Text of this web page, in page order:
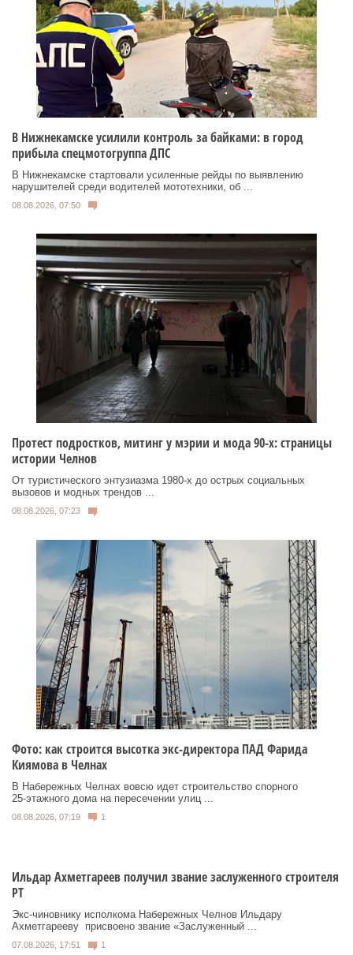
В Нижнекамске усилили контроль за байками: в город
прибыла спецмотогруппа ДПС
В Нижнекамске стартовали усиленные рейды по выявлению
нарушителей среди водителей мототехники, об ...
08.08.2026, 07:50
Протест подростков, митинг у мэрии и мода 90-х: страницы
истории Челнов
От туристического энтузиазма 1980‑х до острых социальных
вызовов и модных трендов ...
08.08.2026, 07:23
Фото: как строится высотка экс-директора ПАД Фарида
Киямова в Челнах
В Набережных Челнах вовсю идет строительство спорного
25‑этажного дома на пересечении улиц ...
08.08.2026, 07:19 1
Ильдар Ахметгареев получил звание заслуженного строителя
РТ
Экс‑чиновнику исполкома Набережных Челнов Ильдару
Ахметгарееву присвоено звание «Заслуженный ...
07.08.2026, 17:51 1